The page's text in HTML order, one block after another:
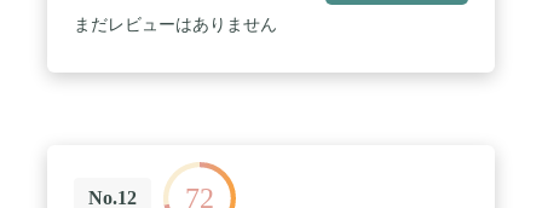
まだレビューはありません
No.12 72